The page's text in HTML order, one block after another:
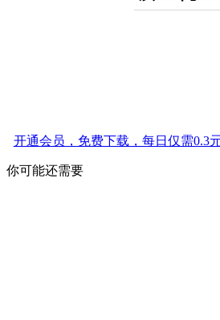
开通会员，免费下载，每日仅需0.3
你可能还需要